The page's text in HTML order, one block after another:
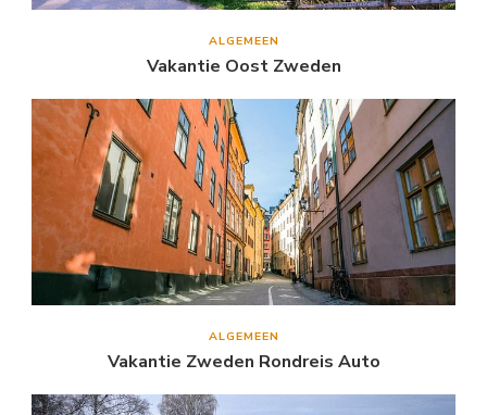
ALGEMEEN
Vakantie Oost Zweden
ALGEMEEN
Vakantie Zweden Rondreis Auto